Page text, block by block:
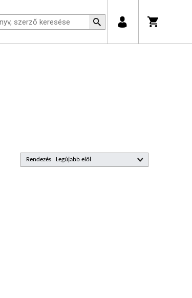
Rendezés